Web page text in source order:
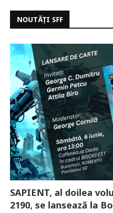
NOUTĂȚI SFF
SAPIENT, al doilea
2190, se lansează la